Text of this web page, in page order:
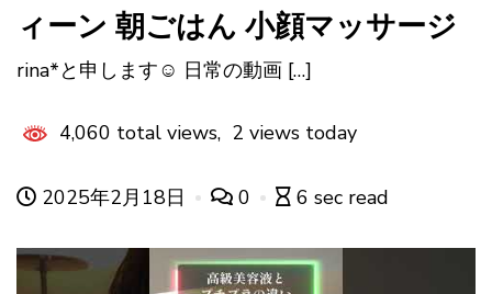
ィーン 朝ごはん 小顔マッサージ
rina*と申します☺︎ 日常の動画 […]
4,060 total views, 2 views today
2025年2月18日 0 6 sec read